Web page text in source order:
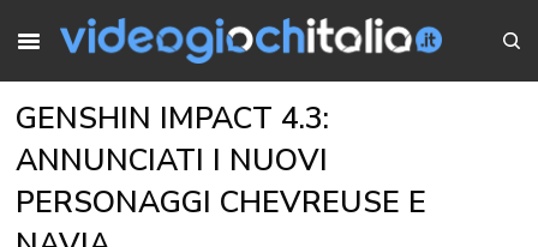
GENSHIN IMPACT 4.3:
ANNUNCIATI I NUOVI
PERSONAGGI CHEVREUSE E